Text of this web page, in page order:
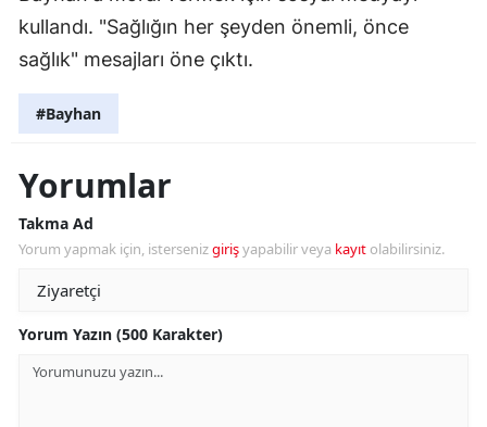
kullandı. "Sağlığın her şeyden önemli, önce
sağlık" mesajları öne çıktı.
#Bayhan
Yorumlar
Takma Ad
Yorum yapmak için, istersenizgirişyapabilir veya kayıt olabilirsiniz.
Yorum Yazın (500 Karakter)